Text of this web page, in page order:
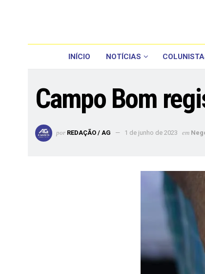
INÍCIO NOTÍCIAS
Campo Bom
por REDAÇÃO / AG 1 de junho de 2023 em